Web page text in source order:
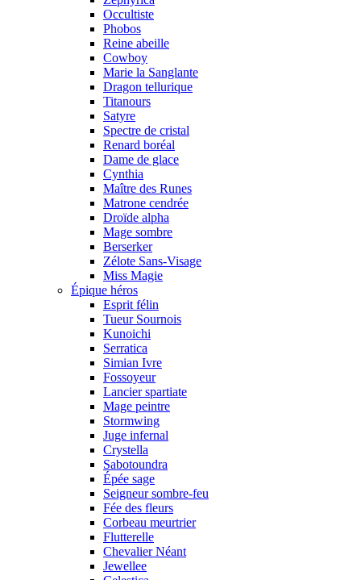
Occultiste
Phobos
Reine abeille
Cowboy
Marie la Sanglante
Dragon tellurique
Titanours
Satyre
Spectre de cristal
Renard boréal
Dame de glace
Cynthia
Maître des Runes
Matrone cendrée
Droïde alpha
Mage sombre
Berserker
Zélote Sans-Visage
Miss Magie
Épique héros
Esprit félin
Tueur Sournois
Kunoichi
Serratica
Simian Ivre
Fossoyeur
Lancier spartiate
Mage peintre
Stormwing
Juge infernal
Crystella
Sabotoundra
Épée sage
Seigneur sombre-feu
Fée des fleurs
Corbeau meurtrier
Flutterelle
Chevalier Néant
Jewellee